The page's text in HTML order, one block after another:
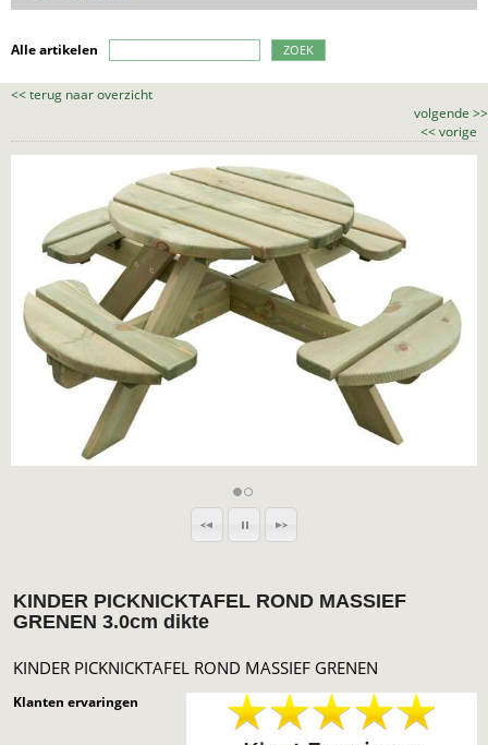
Alle artikelen ZOEK
<<terug naar overzicht
volgende >>
<<vorige
KINDER PICKNICKTAFEL ROND MASSIEF
GRENEN 3.0cm dikte
KINDER PICKNICKTAFEL ROND MASSIEF GRENEN
Klanten ervaringen